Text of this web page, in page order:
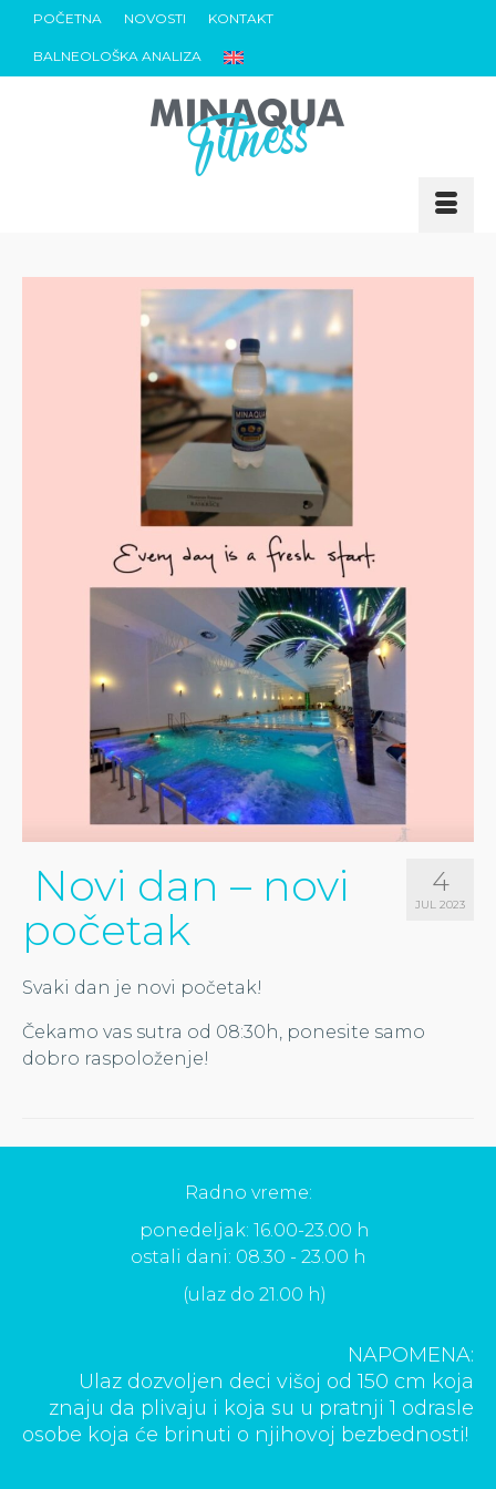
POČETNA NOVOSTI KONTAKT
BALNEOLOŠKA ANALIZA
4
JUL 2023
Novi dan – novi
početak
Svaki dan je novi početak!
Čekamo vas sutra od 08:30h, ponesite samo
dobro raspoloženje!
Radno vreme:
ponedeljak: 16.00-23.00 h
ostali dani: 08.30 - 23.00 h
(ulaz do 21.00 h)
NAPOMENA:
Ulaz dozvoljen deci višoj od 150 cm koja
znaju da plivaju i koja su u pratnji 1 odrasle
osobe koja će brinuti o njihovoj bezbednosti!